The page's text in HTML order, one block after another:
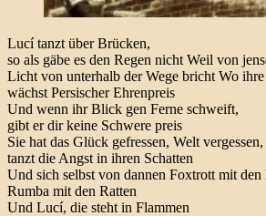
Lucí tanzt über Brücken,
so als gäbe es den Regen nicht Weil von
Licht von unterhalb der Wege bricht Wo
wächst Persischer Ehrenpreis
Und wenn ihr Blick gen Ferne schweift,
gibt er dir keine Schwere preis
Sie hat das Glück gefressen, Welt vergessen,
tanzt die Angst in ihren Schatten
Und sich selbst von dannen Foxtrott mit
Rumba mit den Ratten
Und Lucí, die steht in Flammen